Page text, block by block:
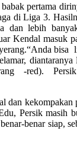
pertama
di Liga 3.
dan lebih
Kendal masuk
bisa
-red).
dan kekompakan
Persik masih
benar siap,